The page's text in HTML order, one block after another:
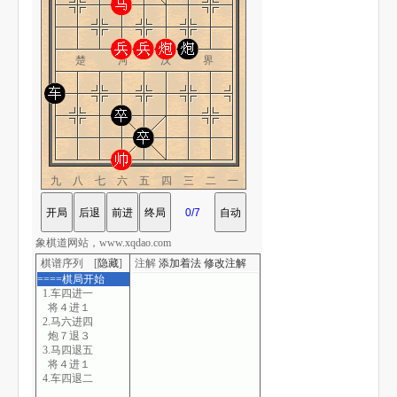
楚 河 汉 界
九八七六五四三二一
棋谱序列 [隐藏]
====棋局开始
1.车四进一
将４进１
2.马六进四
炮７退３
3.马四退五
将４进１
4.车四退二
注解 添加着法 修改注解
象棋道网站，www.xqdao.com